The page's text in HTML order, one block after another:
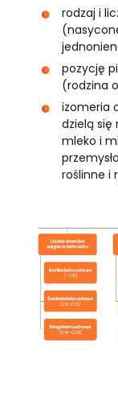
rodzaj i
pozycję
(rodzina
izomeria
dzielą
mleko i
roślinne i